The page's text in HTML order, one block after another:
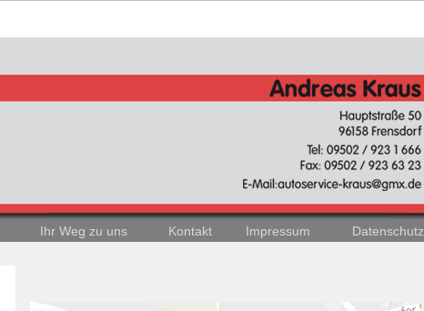
Ihr Weg zu uns Kontakt Impressum Datenschutz